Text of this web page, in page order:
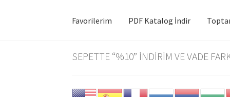
Favorilerim PDF Katalog İndir
SEPETTE “%10” İNDİRİM VE VADE